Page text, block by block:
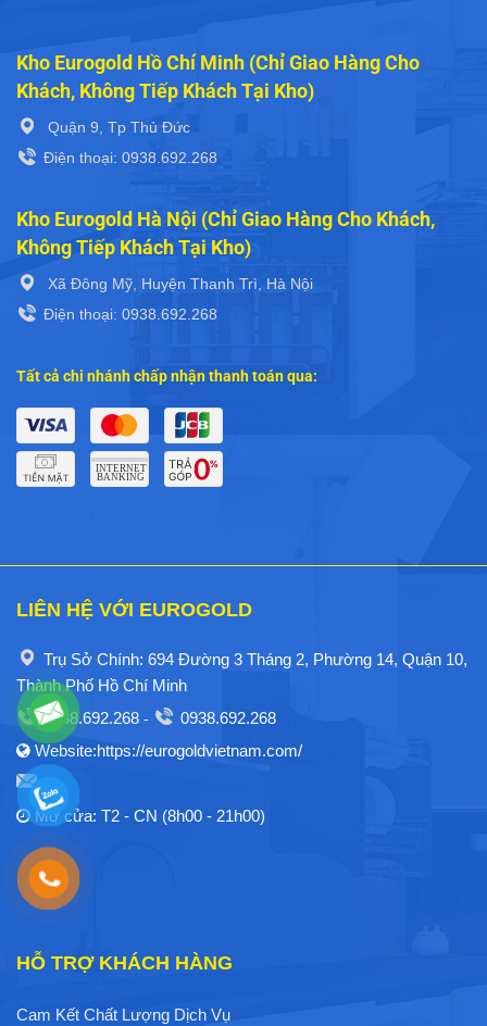
Kho Eurogold Hồ Chí Minh (Chỉ Giao Hàng Cho
Khách, Không Tiếp Khách Tại Kho)
Quận 9, Tp Thủ Đức
Điện thoại: 0938.692.268
Kho Eurogold Hà Nội (Chỉ Giao Hàng Cho Khách,
Không Tiếp Khách Tại Kho)
Xã Đông Mỹ, Huyện Thanh Trì, Hà Nội
Điện thoại: 0938.692.268
Tất cả chi nhánh chấp nhận thanh toán qua:
LIÊN HỆ VỚI EUROGOLD
Trụ Sở Chính: 694 Đường 3 Tháng 2, Phường 14, Quận 10,
Thành Phố Hồ Chí Minh
0938.692.268 -
0938.692.268
Website:https://eurogoldvietnam.com/
Mở cửa: T2 - CN (8h00 - 21h00)
HỖ TRỢ KHÁCH HÀNG
Cam Kết Chất Lượng Dịch Vụ